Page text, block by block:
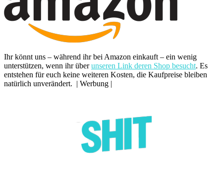
Ihr könnt uns – während ihr bei Amazon einkauft – ein wenig
unterstützen, wenn ihr überunseren Link deren Shop besucht. Es
entstehen für euch keine weiteren Kosten, die Kaufpreise bleiben
natürlich unverändert. | Werbung |